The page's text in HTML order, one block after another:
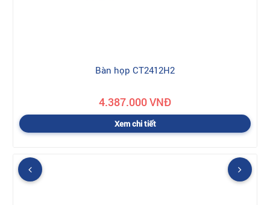
Bàn họp CT2412H2
4.387.000 VNĐ
Xem chi tiết